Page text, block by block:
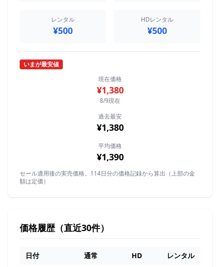
レンタル
¥500
HDレンタル
¥500
いまが最安値
現在価格
¥1,380
8/9現在
過去最安
¥1,380
平均価格
¥1,390
セール適用後の実売価格。114日分の価格記録から算出（上部の金
額は定価）
価格履歴（直近30件）
日付 通常 HD レンタル